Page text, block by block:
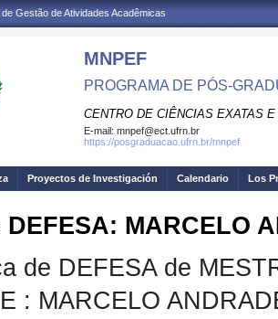
Gestão de Atividades Acadêmicas
MNPEF
PROGRAMA DE PÓS-
CENTRO DE CIÊNCIAS EXATAS
E-mail: mnpef@ect.ufrn.br
https://posgraduacao.ufrn.br/mnpef
Proyectos de Investigación Calendario Los
MARCELO
de DEFESA de
: MARCELO